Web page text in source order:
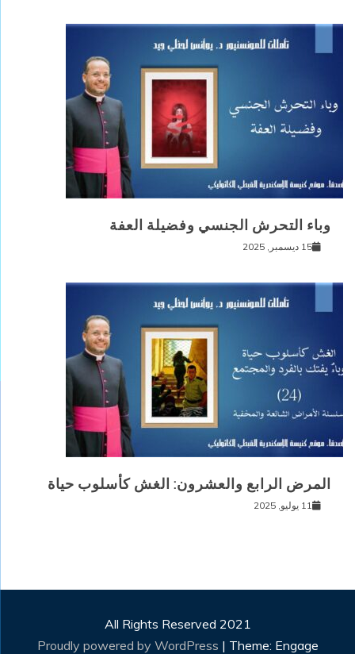
وباء التحرش الجنسي وفضيلة العفة
15 ديسمبر, 2025
المرض الرابع والعشرون: الغش كأسلوب حياة
11 يوليو, 2025
All Rights Reserved 2021
Proudly powered by WordPress | Theme: Engage